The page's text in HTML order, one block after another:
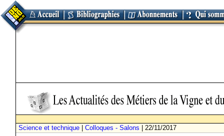
Science et technique Colloques - Salons | 22/11/2017